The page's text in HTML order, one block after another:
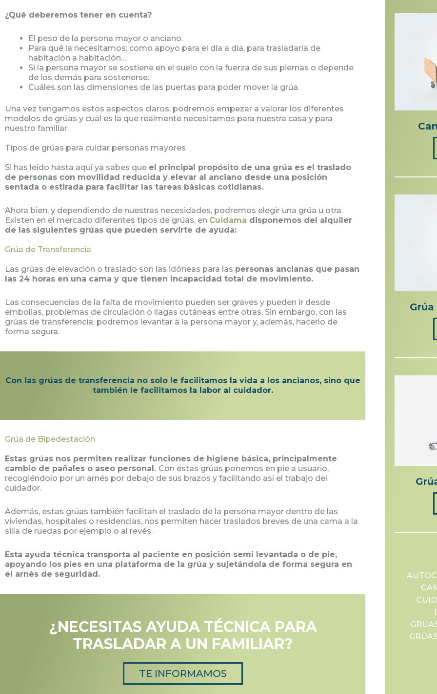
¿Qué deberemos tener en cuenta?
El peso de la persona mayor o anciano.
Para qué la necesitamos: como apoyo para el día a día, para trasladarla de
habitación a habitación…
Si la persona mayor se sostiene en el suelo con la fuerza de sus piernas o depende
de los demás para sostenerse.
Cuáles son las dimensiones de las puertas para poder mover la grúa.
Una vez tengamos estos aspectos claros, podremos empezar a valorar los diferentes
modelos de grúas y cuál es la que realmente necesitamos para nuestra casa y para
nuestro familiar.
Tipos de grúas para cuidar personas mayores
Si has leído hasta aquí ya sabes que el principal propósito de una grúa es el traslado
de personas con movilidad reducida y elevar al anciano desde una posición
sentada o estirada para facilitar las tareas básicas cotidianas.
Ahora bien, y dependiendo de nuestras necesidades, podremos elegir una grúa u otra.
Existen en el mercado diferentes tipos de grúas, en Cuidama disponemos del alquiler
de las siguientes grúas que pueden servirte de ayuda:
Grúa de Transferencia
Las grúas de elevación o traslado son las idóneas para las personas ancianas que pasan
las 24 horas en una cama y que tienen incapacidad total de movimiento.
Las consecuencias de la falta de movimiento pueden ser graves y pueden ir desde
embolias, problemas de circulación o llagas cutáneas entre otras. Sin embargo, con las
grúas de transferencia, podremos levantar a la persona mayor y, además, hacerlo de
forma segura.
Con las grúas de transferencia no solo le facilitamos la vida a los ancianos, sino que
también le facilitamos la labor al cuidador.
Grúa de Bipedestación
Estas grúas nos permiten realizar funciones de higiene básica, principalmente
cambio de pañales o aseo personal. Con estas grúas ponemos en pie a usuario,
recogiéndolo por un arnés por debajo de sus brazos y facilitando así el trabajo del
cuidador.
Además, estas grúas también facilitan el traslado de la persona mayor dentro de las
viviendas, hospitales o residencias, nos permiten hacer traslados breves de una cama a la
silla de ruedas por ejemplo o al revés.
Esta ayuda técnica transporta al paciente en posición semi levantada o de pie,
apoyando los pies en una plataforma de la grúa y sujetándola de forma segura en
el arnés de seguridad.
¿NECESITAS AYUDA TÉCNICA PARA
TRASLADAR A UN FAMILIAR?
TE INFORMAMOS